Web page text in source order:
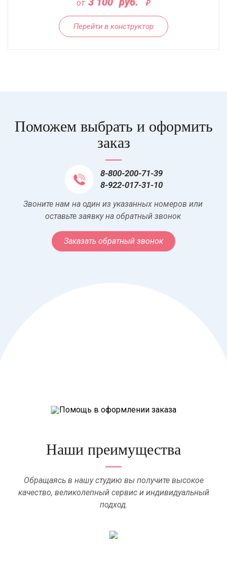
от
Перейти в конструктор
Поможем выбрать и оформить
заказ
8-800-200-71-39
8-922-017-31-10
Звоните нам на один из указанных номеров или
оставьте заявку на обратный звонок
Заказать обратный звонок
Наши преимущества
Обращаясь в нашу студию вы получите высокое
качество, великолепный сервис и индивидуальный
подход.